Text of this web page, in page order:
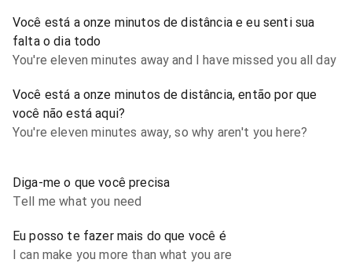
Você está a onze minutos de distância e eu senti sua
falta o dia todo
You're eleven minutes away and I have missed you all day
Você está a onze minutos de distância, então por que
você não está aqui?
You're eleven minutes away, so why aren't you here?
Diga-me o que você precisa
Tell me what you need
Eu posso te fazer mais do que você é
I can make you more than what you are